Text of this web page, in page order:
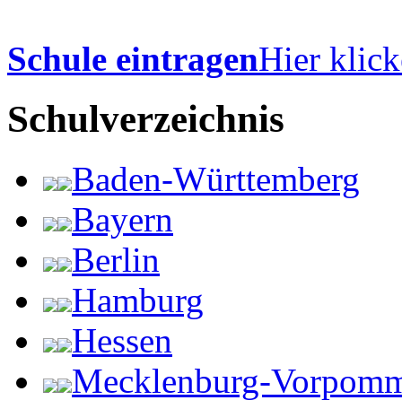
Schule eintragenHier
Schulverzeichnis
Baden-Württemberg
Bayern
Berlin
Hamburg
Hessen
Mecklenburg-